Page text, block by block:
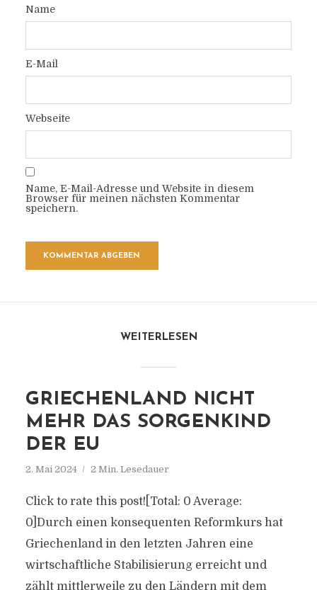
Name
E-Mail
Webseite
Name, E-Mail-Adresse und Website in diesem
Browser für meinen nächsten Kommentar
speichern.
WEITERLESEN
GRIECHENLAND NICHT
MEHR DAS SORGENKIND
DER EU
2. Mai 2024 2 Min. Lesedauer
Click to rate this post![Total: 0 Average:
0]Durch einen konsequenten Reformkurs hat
Griechenland in den letzten Jahren eine
wirtschaftliche Stabilisierung erreicht und
zählt mittlerweile zu den Ländern mit dem